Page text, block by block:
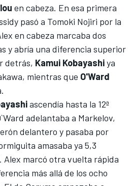
en cabeza. En esa primera
pasó a Tomoki Nojiri por la
en cabeza marcaba dos
y abría una diferencia superior
detrás, Kamui Kobayashiya
mientras que O'Ward
ascendía hasta la 12ª
adelantaba a Markelov,
delantero y pasaba por
amasaba ya 5,3
Alex marcó otra vuelta rápida
más allá de los ocho